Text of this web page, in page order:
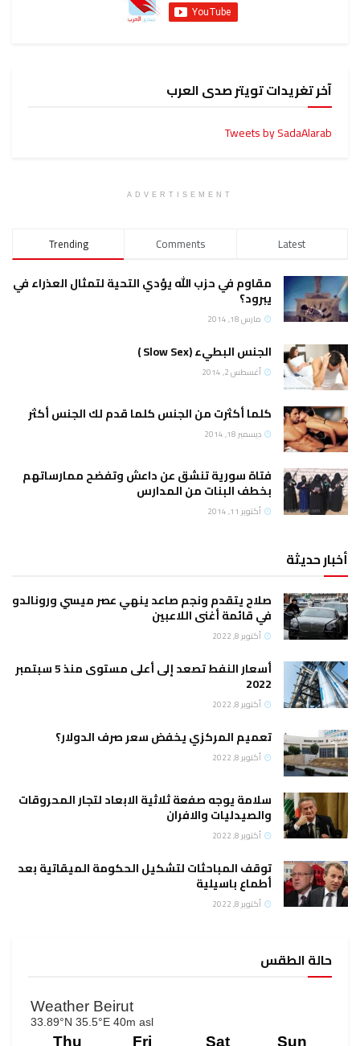
آخر تغريدات تويتر صدى العرب
Tweets by SadaAlarab
ADVERTISEMENT
Trending Comments Latest
مقاوم في حزب الله يؤدي التحية لتمثال العذراء في
يبرود؟
مارس 18, 2014
الجنس البطيء (Slow Sex )
أغسطس 2, 2014
كلما أكثرت من الجنس كلما قدم لك الجنس أكثر
ديسمبر 18, 2014
فتاة سورية تنشق عن داعش وتفضح ممارساتهم
بخطف البنات من المدارس
أكتوبر 11, 2014
أخبار حديثة
صلاح يتقدم ونجم صاعد ينهي عصر ميسي ورونالدو
في قائمة أغنى اللاعبين
أكتوبر 8, 2022
أسعار النفط تصعد إلى أعلى مستوى منذ 5 سبتمبر
2022
أكتوبر 8, 2022
تعميم المركزي يخفض سعر صرف الدولار؟
أكتوبر 8, 2022
سلامة يوجه صفعة ثلاثية الابعاد لتجار المحروقات
والصيدليات والافران
أكتوبر 8, 2022
توقف المباحثات لتشكيل الحكومة الميقاتية بعد
أطماع باسيلية
أكتوبر 8, 2022
حالة الطقس